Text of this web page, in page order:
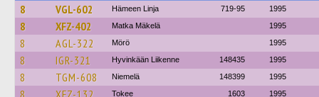
8 VGL-602 Hämeen Linja 719-95 1995
8 XFZ-402 Matka Mäkelä 1995
8 AGL-322 Mörö 1995
8 IGR-321 Hyvinkään Liikenne 148435 1995
8 TGM-608 Niemelä 148399 1995
8 XFZ-132 Tokee 1603 1995